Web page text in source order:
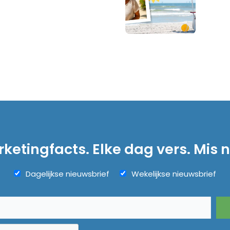
Elke dag vers. Mis
Dagelijkse nieuwsbrief Wekelijkse nieuwsbrief